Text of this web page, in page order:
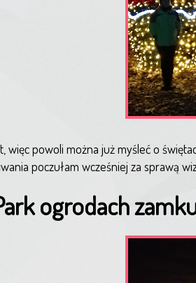
więc powoli można już myśleć o
poczułam wcześniej za sprawą
ogrodach